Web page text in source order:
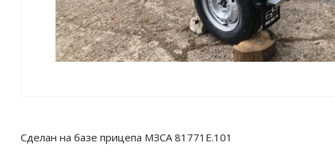
Сделан на базе прицепа МЗСА 81771Е.101